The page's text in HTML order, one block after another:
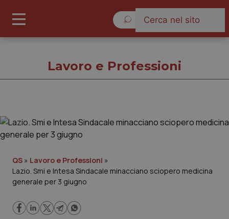
Governo e Parlamento
Regioni e Asl
Lavoro e Professioni
QS » Lavoro e Professioni »
Lazio. Smi e Intesa Sindacale minacciano sciopero medicina
generale per 3 giugno